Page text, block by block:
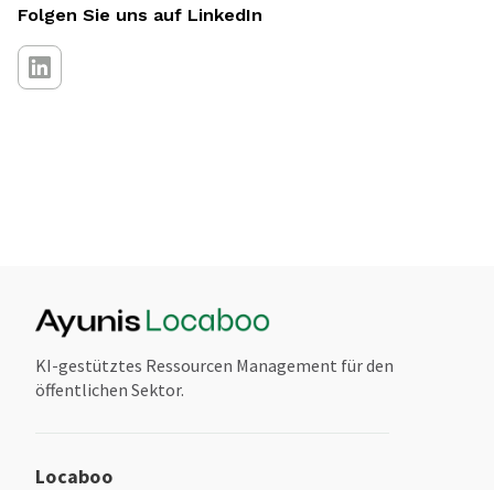
Folgen Sie uns auf LinkedIn
KI-gestütztes Ressourcen Management für den
öffentlichen Sektor.
Locaboo